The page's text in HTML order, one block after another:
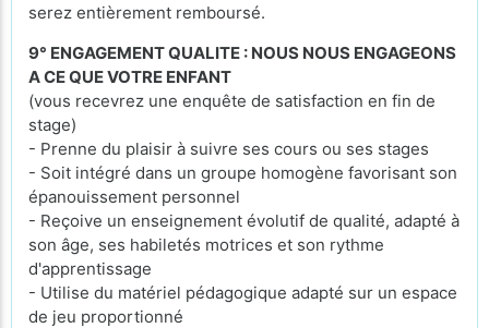
serez entièrement remboursé.
9° ENGAGEMENT QUALITE : NOUS NOUS ENGAGEONS
A CE QUE VOTRE ENFANT
(vous recevrez une enquête de satisfaction en fin de
stage)
- Prenne du plaisir à suivre ses cours ou ses stages
- Soit intégré dans un groupe homogène favorisant son
épanouissement personnel
- Reçoive un enseignement évolutif de qualité, adapté à
son âge, ses habiletés motrices et son rythme
d'apprentissage
- Utilise du matériel pédagogique adapté sur un espace
de jeu proportionné